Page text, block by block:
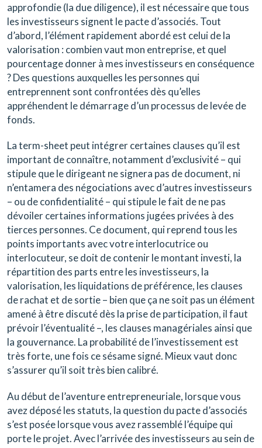
approfondie (la due diligence), il est nécessaire que tous
les investisseurs signent le pacte d’associés. Tout
d’abord, l’élément rapidement abordé est celui de la
valorisation : combien vaut mon entreprise, et quel
pourcentage donner à mes investisseurs en conséquence
? Des questions auxquelles les personnes qui
entreprennent sont confrontées dès qu’elles
appréhendent le démarrage d’un processus de levée de
fonds.
La term-sheet peut intégrer certaines clauses qu’il est
important de connaître, notamment d’exclusivité – qui
stipule que le dirigeant ne signera pas de document, ni
n’entamera des négociations avec d’autres investisseurs
– ou de confidentialité – qui stipule le fait de ne pas
dévoiler certaines informations jugées privées à des
tierces personnes. Ce document, qui reprend tous les
points importants avec votre interlocutrice ou
interlocuteur, se doit de contenir le montant investi, la
répartition des parts entre les investisseurs, la
valorisation, les liquidations de préférence, les clauses
de rachat et de sortie – bien que ça ne soit pas un élément
amené à être discuté dès la prise de participation, il faut
prévoir l’éventualité –, les clauses managériales ainsi que
la gouvernance. La probabilité de l’investissement est
très forte, une fois ce sésame signé. Mieux vaut donc
s’assurer qu’il soit très bien calibré.
Au début de l’aventure entrepreneuriale, lorsque vous
avez déposé les statuts, la question du pacte d’associés
s’est posée lorsque vous avez rassemblé l’équipe qui
porte le projet. Avec l’arrivée des investisseurs au sein de